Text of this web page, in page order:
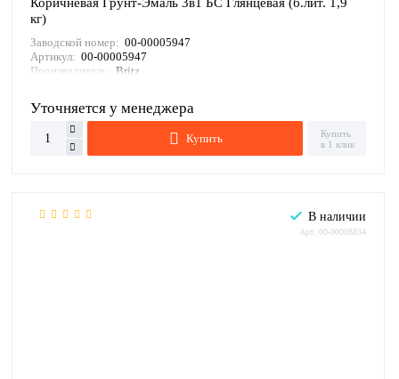
кг)
Заводской номер: 00-00005947
Артикул: 00-00005947
Производитель: Britz
Уточняется у менеджера
Купить
Купить
в 1 клик
В наличии
Арт: 00-00008834